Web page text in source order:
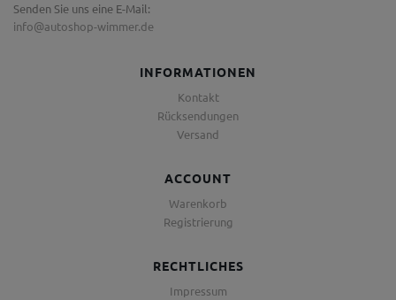
Senden Sie uns eine E-Mail:
info@autoshop-wimmer.de
INFORMATIONEN
Kontakt
Rücksendungen
Versand
ACCOUNT
Warenkorb
Registrierung
RECHTLICHES
Impressum